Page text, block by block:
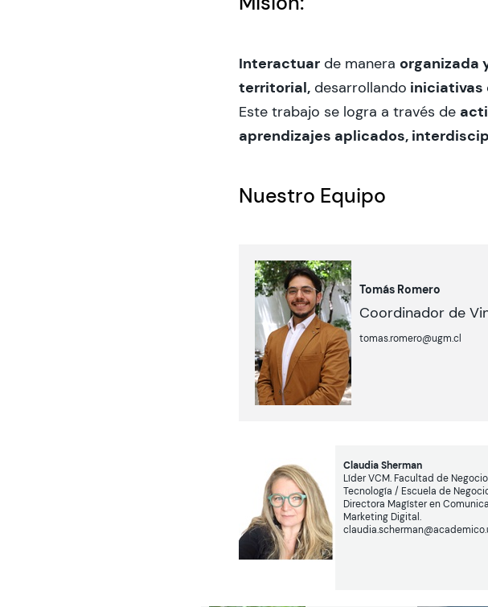
Interactuar de manera organizada
territorial, desarrollando iniciativas
Este trabajo se logra a través de
aprendizajes aplicados,
Nuestro Equipo
Tomás Romero
Coordinador de
tomas.romero@ugm.cl
Claudia Sherman
Líder VCM. Facultad de
Tecnología / Escuela de
Directora Magíster en
Marketing Digital.